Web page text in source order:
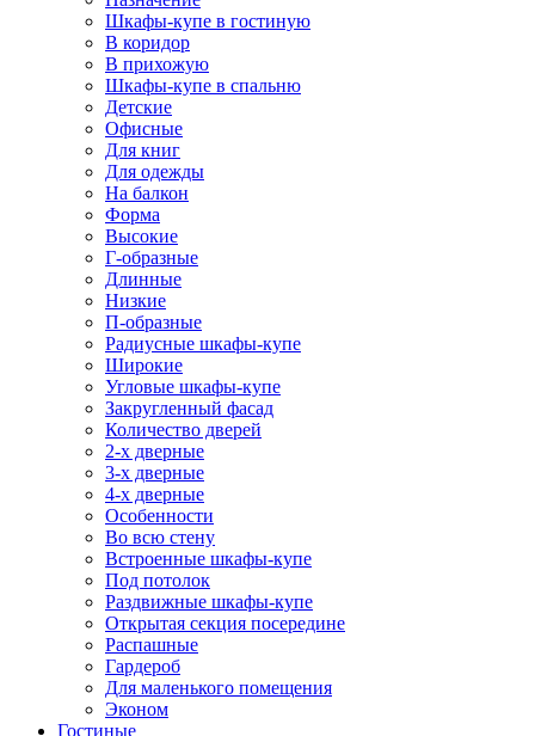
Шкафы-купе в гостиную
В коридор
В прихожую
Шкафы-купе в спальню
Детские
Офисные
Для книг
Для одежды
На балкон
Форма
Высокие
Г-образные
Длинные
Низкие
П-образные
Радиусные шкафы-купе
Широкие
Угловые шкафы-купе
Закругленный фасад
Количество дверей
2-х дверные
3-х дверные
4-х дверные
Особенности
Во всю стену
Встроенные шкафы-купе
Под потолок
Раздвижные шкафы-купе
Открытая секция посередине
Распашные
Гардероб
Для маленького помещения
Эконом
Гостиные